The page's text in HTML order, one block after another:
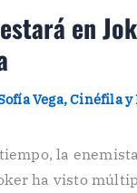
en
Vega, Cinéfila
la
ha visto